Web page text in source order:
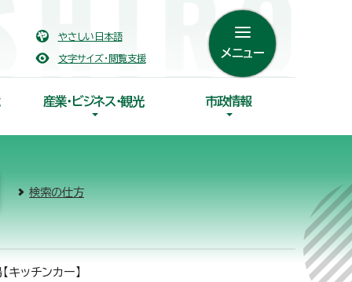
やさしい日本語
文字サイズ・閲覧支援 メニュー
産業・ビジネス・観光 市政情報
検索の仕方
ッチンカー】